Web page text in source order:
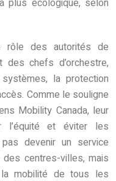
plus écologique, selon
rôle des autorités de
des chefs d’orchestre,
la protection
Comme le souligne
Mobility Canada, leur
l’équité et éviter les
devenir un service
centres-villes, mais
mobilité de tous les